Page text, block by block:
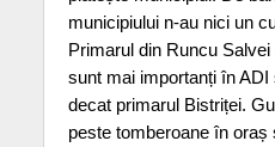
municipiului n-au nici un
Primarul din Runcu
sunt mai importanți în
decat primarul Bistriței.
peste tomberoane în